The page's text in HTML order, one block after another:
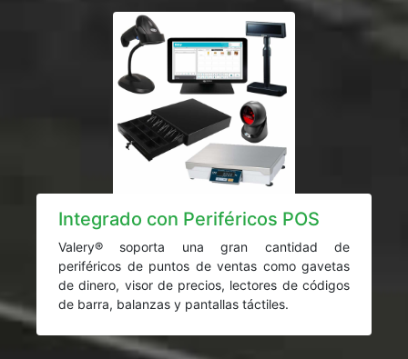
Integrado con Periféricos POS
Valery® soporta una gran cantidad de
periféricos de puntos de ventas como gavetas
de dinero, visor de precios, lectores de códigos
de barra, balanzas y pantallas táctiles.